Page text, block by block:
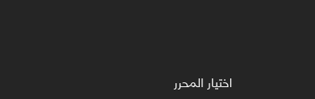
اختيار المحرر